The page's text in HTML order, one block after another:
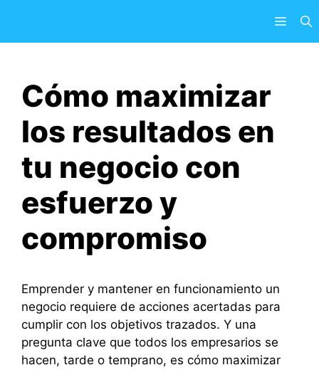
contenido
Menú
Cómo maximizar
los resultados en
tu negocio con
esfuerzo y
compromiso
Emprender y mantener en funcionamiento un
negocio requiere de acciones acertadas para
cumplir con los objetivos trazados. Y una
pregunta clave que todos los empresarios se
hacen, tarde o temprano, es cómo maximizar